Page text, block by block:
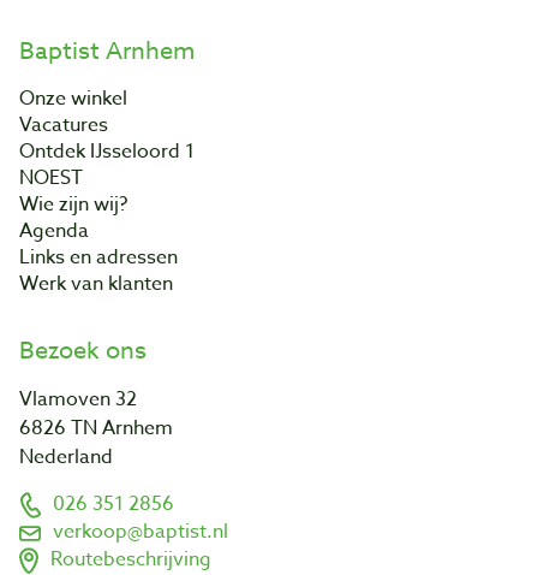
Baptist Arnhem
Onze winkel
Vacatures
Ontdek IJsseloord 1
NOEST
Wie zijn wij?
Agenda
Links en adressen
Werk van klanten
Bezoek ons
Vlamoven 32
6826 TN Arnhem
Nederland
026 351 2856
verkoop@baptist.nl
Routebeschrijving